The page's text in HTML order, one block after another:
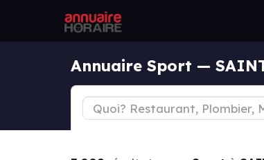
Annuaire Sport —